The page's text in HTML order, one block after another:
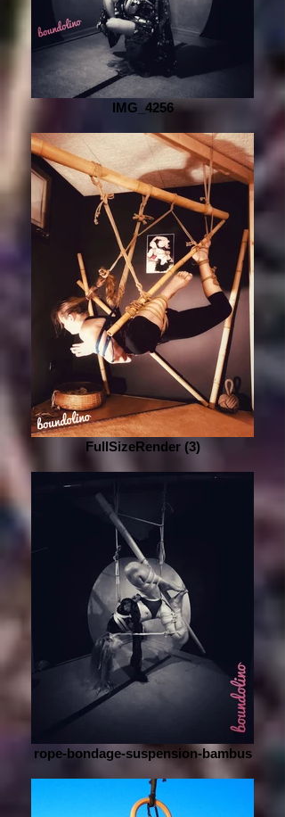
IMG_4256
FullSizeRender (3)
rope-bondage-suspension-bambus